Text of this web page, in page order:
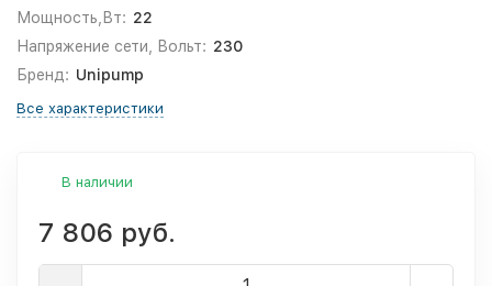
Мощность,Вт: 22
Напряжение сети, Вольт: 230
Бренд: Unipump
Все характеристики
В наличии
7 806 руб.